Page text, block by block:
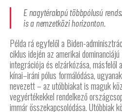
E nagytéralapú többpólusú
is a nemzetközi horizonton.
Példa rá egyfelől a Biden-
ciklus idején az amerikai
integrációja és elzárkózása, másfelől
kínai–iráni pólus formálódása,
nevezett – az utóbbiakat is maguk
vegyértékekkel rendelkező
immár összekapcsolódása. Utóbbiak